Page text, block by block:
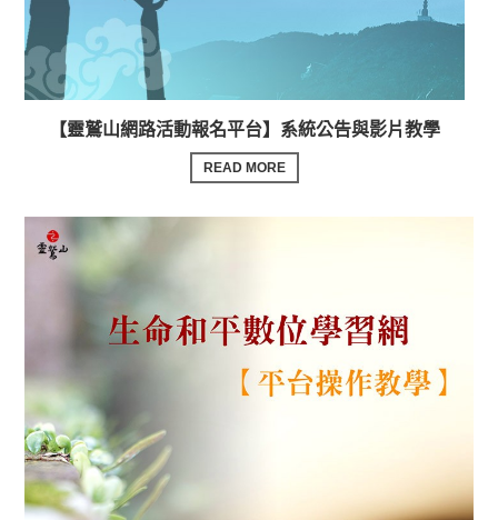
【靈鷲山網路活動報名平台】系統公告與影片教學
READ MORE